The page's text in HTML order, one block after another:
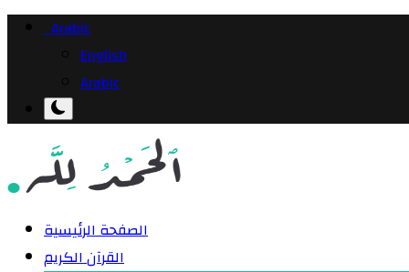
Arabic
English
Arabic
الصفحة الرئيسية
القرآن الكريم